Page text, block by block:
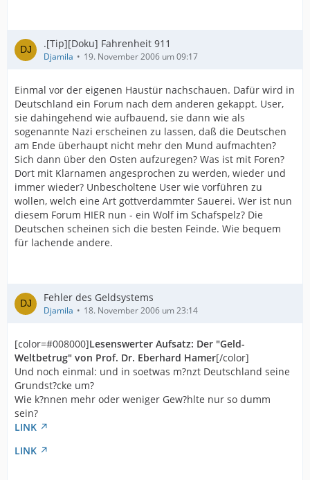
.[Tip][Doku] Fahrenheit 911
Djamila 19. November 2006 um 09:17
Einmal vor der eigenen Haustür nachschauen. Dafür wird in
Deutschland ein Forum nach dem anderen gekappt. User,
sie dahingehend wie aufbauend, sie dann wie als
sogenannte Nazi erscheinen zu lassen, daß die Deutschen
am Ende überhaupt nicht mehr den Mund aufmachten?
Sich dann über den Osten aufzuregen? Was ist mit Foren?
Dort mit Klarnamen angesprochen zu werden, wieder und
immer wieder? Unbescholtene User wie vorführen zu
wollen, welch eine Art gottverdammter Sauerei. Wer ist nun
diesem Forum HIER nun - ein Wolf im Schafspelz? Die
Deutschen scheinen sich die besten Feinde. Wie bequem
für lachende andere.
Fehler des Geldsystems
Djamila 18. November 2006 um 23:14
[color=#008000]Lesenswerter Aufsatz: Der "Geld-
Weltbetrug" von Prof. Dr. Eberhard Hamer[/color]
Und noch einmal: und in soetwas m?nzt Deutschland seine
Grundst?cke um?
Wie k?nnen mehr oder weniger Gew?hlte nur so dumm
sein?
LINK
LINK